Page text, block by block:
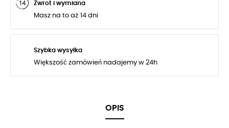
Zwrot i wymiana
Masz na to aż 14 dni
Szybka wysyłka
Większość zamówień nadajemy w 24h
OPIS